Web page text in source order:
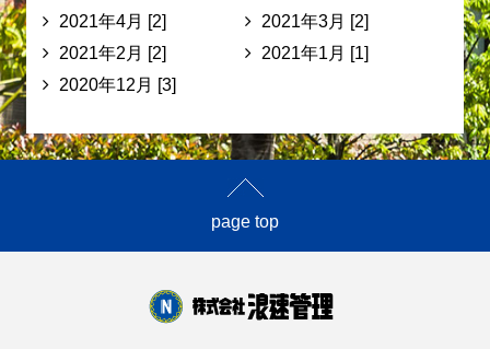
2021年4月 [2]
2021年3月 [2]
2021年2月 [2]
2021年1月 [1]
2020年12月 [3]
page top